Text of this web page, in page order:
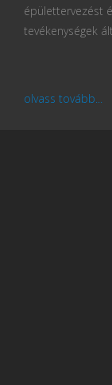
épülettervezést
tevékenységek
olvass tovább...